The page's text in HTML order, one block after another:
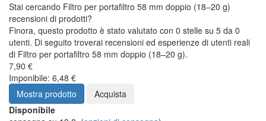
Stai cercando Filtro per portafiltro 58 mm doppio (18–20 g)
recensioni di prodotti?
Finora, questo prodotto è stato valutato con 0 stelle su 5 da 0
utenti. Di seguito troverai recensioni ed esperienze di utenti reali
di Filtro per portafiltro 58 mm doppio (18–20 g).
7,90 €
Imponibile: 6,48 €
Mostra prodotto
Acquista
Disponibile